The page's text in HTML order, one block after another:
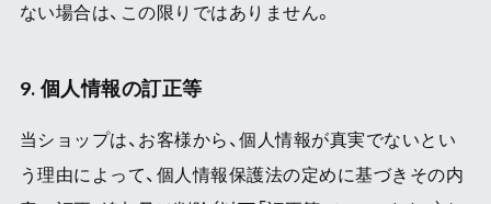
ない場合は、この限りではありません。
9. 個人情報の訂正等
当ショップは、お客様から、個人情報が真実でないとい
う理由によって、個人情報保護法の定めに基づきその内